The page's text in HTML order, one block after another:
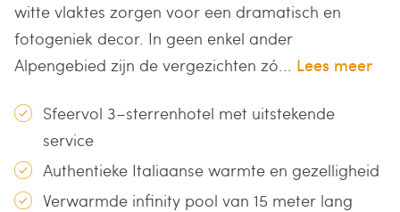
witte vlaktes zorgen voor een dramatisch en
fotogeniek decor. In geen enkel ander
Alpengebied zijn de vergezichten zó... Lees meer
Sfeervol 3–sterrenhotel met uitstekende
service
Authentieke Italiaanse warmte en gezelligheid
Verwarmde infinity pool van 15 meter lang